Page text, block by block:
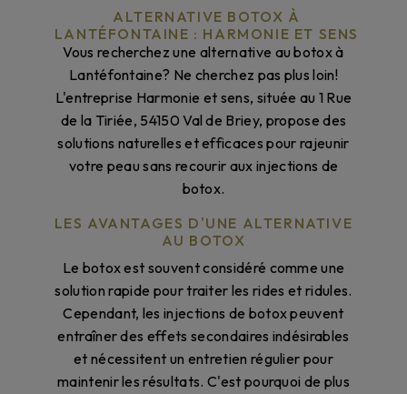
ALTERNATIVE BOTOX À
LANTÉFONTAINE : HARMONIE ET SENS
Vous recherchez une alternative au botox à
Lantéfontaine? Ne cherchez pas plus loin!
L'entreprise Harmonie et sens, située au 1 Rue
de la Tiriée, 54150 Val de Briey, propose des
solutions naturelles et efficaces pour rajeunir
votre peau sans recourir aux injections de
botox.
LES AVANTAGES D'UNE ALTERNATIVE
AU BOTOX
Le botox est souvent considéré comme une
solution rapide pour traiter les rides et ridules.
Cependant, les injections de botox peuvent
entraîner des effets secondaires indésirables
et nécessitent un entretien régulier pour
maintenir les résultats. C'est pourquoi de plus